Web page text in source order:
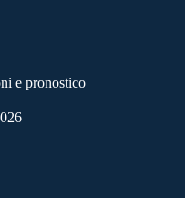
e pronostico